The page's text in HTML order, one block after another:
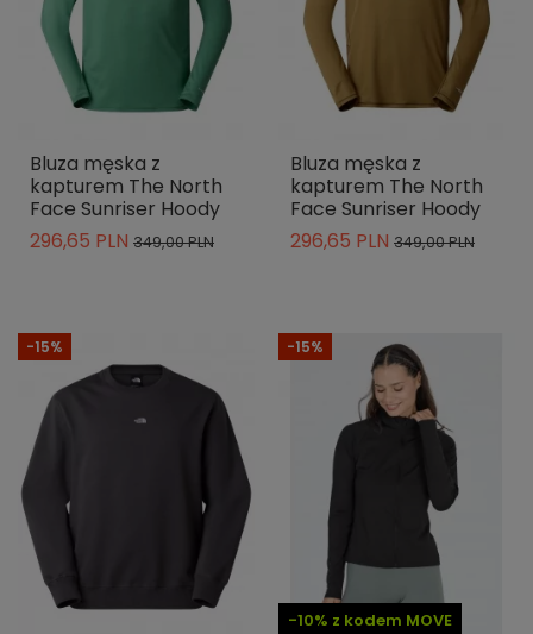
Bluza męska z
kapturem The North
Face Sunriser Hoody
296,65 PLN 349,00 PLN
Bluza męska z
kapturem The North
Face Sunriser Hoody
296,65 PLN 349,00 PLN
-15%
-10% z kodem MOVE
-15%